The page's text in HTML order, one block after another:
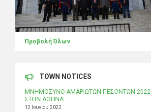
Προβολή Όλων
TOWN NOTICES
ΜΝΗΜΟΣΥΝΟ ΑΜΑΡΙΩΤΩΝ ΠΕΣΟΝΤΩΝ 2022
ΣΤΗΝ ΑΘΗΝΑ
12 Ιουνίου 2022